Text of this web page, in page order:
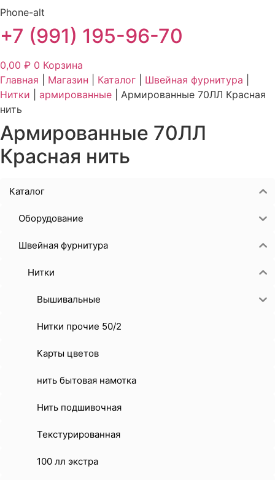
Phone-alt
+7 (991) 195-96-70
0,00 ₽ 0 Корзина
Главная
Магазин Каталог Швейная фурнитура
Нитки
армированные
Армированные 70ЛЛ Красная
нить
Армированные 70ЛЛ
Красная нить
Каталог
Оборудование
Швейная фурнитура
Нитки
Вышивальные
Нитки прочие 50/2
Карты цветов
нить бытовая намотка
Нить подшивочная
Текстурированная
100 лл экстра